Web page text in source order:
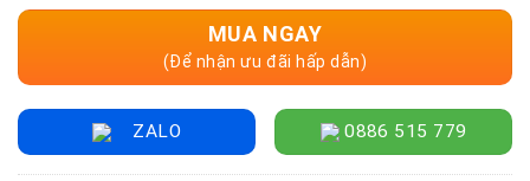
MUA NGAY
(Để nhận ưu đãi hấp dẫn)
ZALO 0886 515 779